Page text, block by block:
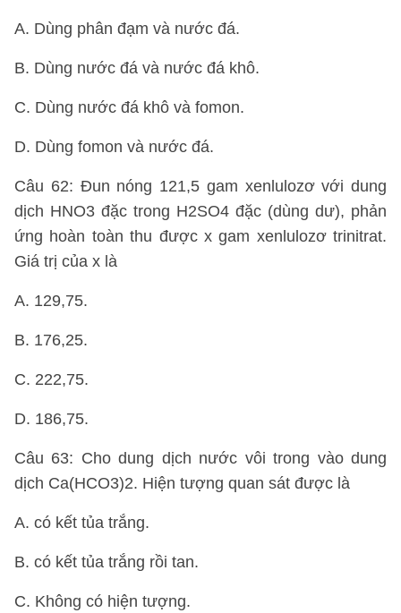
A. Dùng phân đạm và nước đá.
B. Dùng nước đá và nước đá khô.
C. Dùng nước đá khô và fomon.
D. Dùng fomon và nước đá.
Câu 62: Đun nóng 121,5 gam xenlulozơ với dung
dịch HNO3 đặc trong H2SO4 đặc (dùng dư), phản
ứng hoàn toàn thu được x gam xenlulozơ trinitrat.
Giá trị của x là
A. 129,75.
B. 176,25.
C. 222,75.
D. 186,75.
Câu 63: Cho dung dịch nước vôi trong vào dung
dịch Ca(HCO3)2. Hiện tượng quan sát được là
A. có kết tủa trắng.
B. có kết tủa trắng rồi tan.
C. Không có hiện tượng.